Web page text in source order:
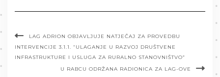
LAG ADRION OBJAVLJUJE NATJEČAJ ZA PROVEDBU
INTERVENCIJE 3.1.1. “ULAGANJE U RAZVOJ DRUŠTVENE
INFRASTRUKTURE I USLUGA ZA RURALNO STANOVNIŠTVO”
U RABCU ODRŽANA RADIONICA ZA LAG-OVE